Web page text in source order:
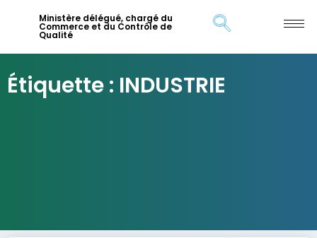
Ministère délégué, chargé du
Commerce et du Contrôle de
Qualité
Étiquette : INDUSTRIE